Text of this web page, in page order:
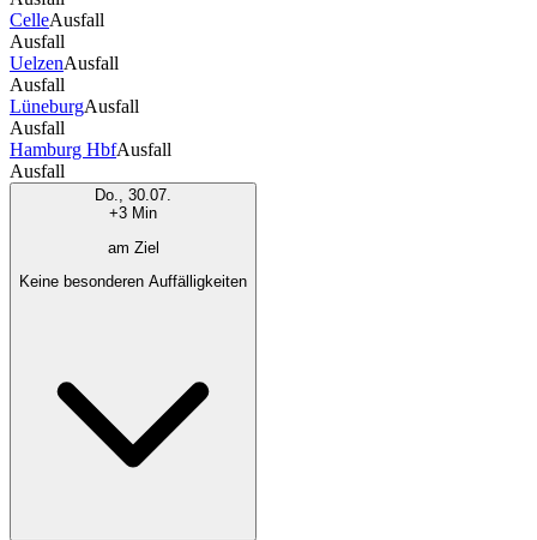
CelleAusfall
Ausfall
UelzenAusfall
Ausfall
LüneburgAusfall
Ausfall
Hamburg HbfAusfall
Ausfall
Do., 30.07.
+3 Min
am Ziel
Keine besonderen Auffälligkeiten